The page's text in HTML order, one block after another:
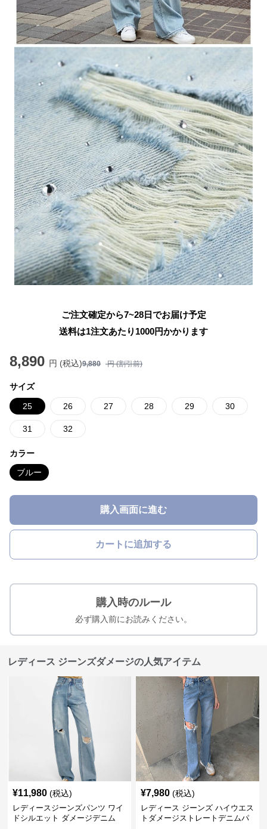
ご注文確定から7~28日でお届け予定
送料は1注文あたり 1000円かかります
8,890 円 (税込)9,880 円 (割引前)
サイズ
25 26 27 28 29 30
31 32
カラー
ブルー
購入画面に進む
カートに追加する
購入時のルール
必ず購入前にお読みください。
レディース ジーンズダメージの人気アイテム
¥11,980 (税込)
レディースジーンズパンツ ワイ
ドシルエット ダメージデニム
¥7,980 (税込)
レディース ジーンズ ハイウエス
トダメージストレートデニムパ